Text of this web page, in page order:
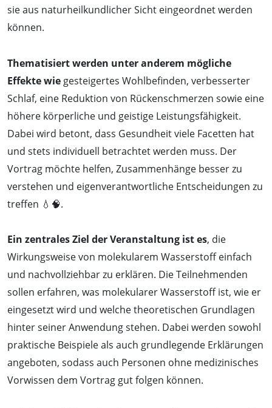
sie aus naturheilkundlicher Sicht eingeordnet werden
können.
Thematisiert werden unter anderem mögliche
Effekte wie gesteigertes Wohlbefinden, verbesserter
Schlaf, eine Reduktion von Rückenschmerzen sowie eine
höhere körperliche und geistige Leistungsfähigkeit.
Dabei wird betont, dass Gesundheit viele Facetten hat
und stets individuell betrachtet werden muss. Der
Vortrag möchte helfen, Zusammenhänge besser zu
verstehen und eigenverantwortliche Entscheidungen zu
treffen 💧🧠.
Ein zentrales Ziel der Veranstaltung ist es, die
Wirkungsweise von molekularem Wasserstoff einfach
und nachvollziehbar zu erklären. Die Teilnehmenden
sollen erfahren, was molekularer Wasserstoff ist, wie er
eingesetzt wird und welche theoretischen Grundlagen
hinter seiner Anwendung stehen. Dabei werden sowohl
praktische Beispiele als auch grundlegende Erklärungen
angeboten, sodass auch Personen ohne medizinisches
Vorwissen dem Vortrag gut folgen können.